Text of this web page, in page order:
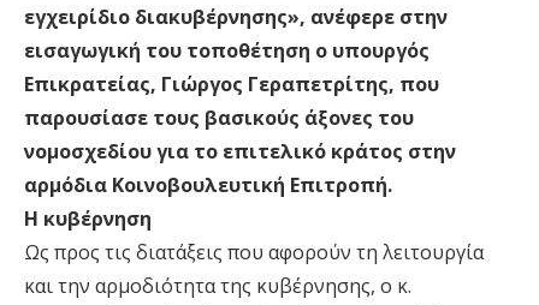
εγχειρίδιο διακυβέρνησης», ανέφερε στην
εισαγωγική του τοποθέτηση ο υπουργός
Επικρατείας, Γιώργος Γεραπετρίτης, που
παρουσίασε τους βασικούς άξονες του
νομοσχεδίου για το επιτελικό κράτος στην
αρμόδια Κοινοβουλευτική Επιτροπή.
Η κυβέρνηση
Ως προς τις διατάξεις που αφορούν τη λειτουργία
και την αρμοδιότητα της κυβέρνησης, ο κ.